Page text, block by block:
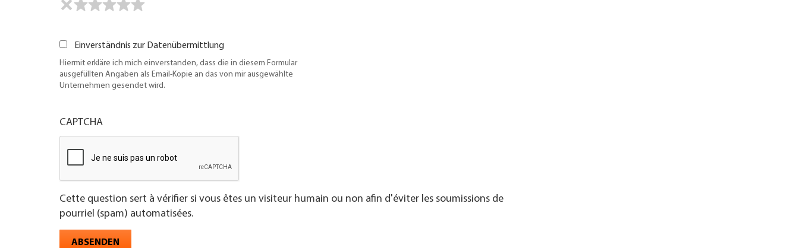
Einverständnis zur Datenübermittlung
Hiermit erkläre ich mich einverstanden, dass die in diesem Formular
ausgefüllten Angaben als Email-Kopie an das von mir ausgewählte
Unternehmen gesendet wird.
CAPTCHA
Cette question sert à vérifier si vous êtes un visiteur humain ou non afin d'éviter les soumissions de
pourriel (spam) automatisées.
ABSENDEN